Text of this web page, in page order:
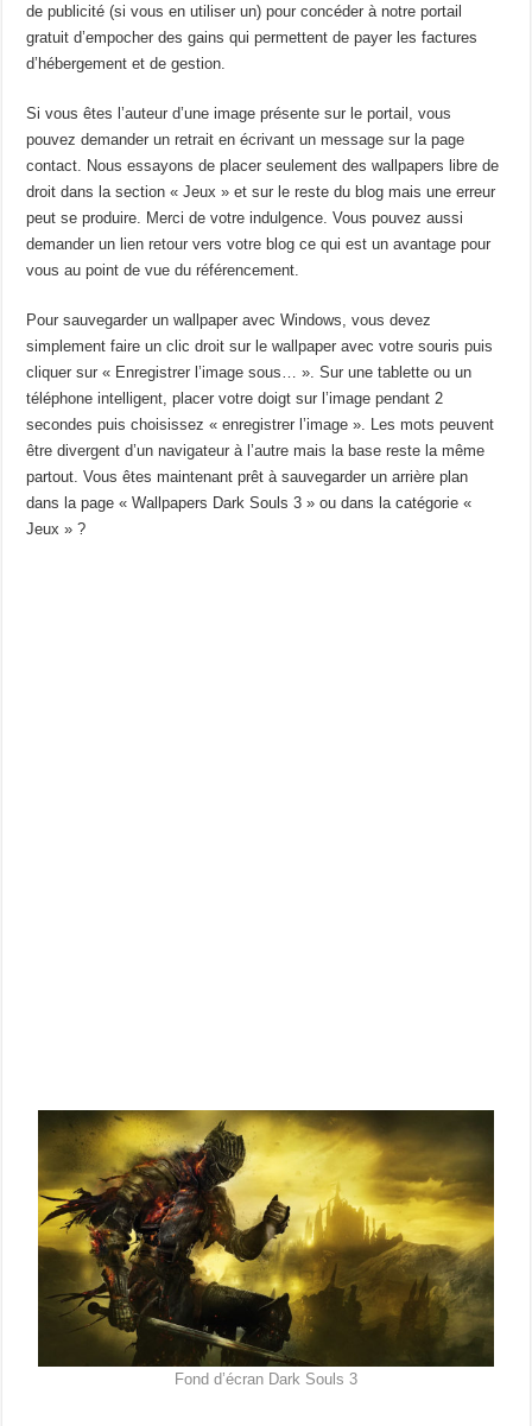
de publicité (si vous en utiliser un) pour concéder à notre portail
gratuit d’empocher des gains qui permettent de payer les factures
d’hébergement et de gestion.
Si vous êtes l’auteur d’une image présente sur le portail, vous
pouvez demander un retrait en écrivant un message sur la page
contact. Nous essayons de placer seulement des wallpapers libre de
droit dans la section « Jeux » et sur le reste du blog mais une erreur
peut se produire. Merci de votre indulgence. Vous pouvez aussi
demander un lien retour vers votre blog ce qui est un avantage pour
vous au point de vue du référencement.
Pour sauvegarder un wallpaper avec Windows, vous devez
simplement faire un clic droit sur le wallpaper avec votre souris puis
cliquer sur « Enregistrer l’image sous… ». Sur une tablette ou un
téléphone intelligent, placer votre doigt sur l’image pendant 2
secondes puis choisissez « enregistrer l’image ». Les mots peuvent
être divergent d’un navigateur à l’autre mais la base reste la même
partout. Vous êtes maintenant prêt à sauvegarder un arrière plan
dans la page « Wallpapers Dark Souls 3 » ou dans la catégorie «
Jeux » ?
Fond d’écran Dark Souls 3